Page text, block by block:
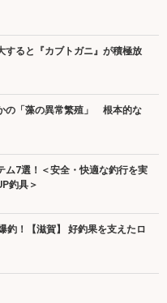
すると『カブトガニ』が積極放
の「藻の異常繁殖」 根本的な
ム7選！＜安全・快適な釣行を実
釣具＞
釣！【滋賀】 好釣果を支えたロ